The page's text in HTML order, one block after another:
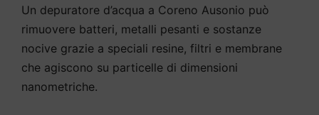
Un depuratore d’acqua a Coreno Ausonio può
rimuovere batteri, metalli pesanti e sostanze
nocive grazie a speciali resine, filtri e membrane
che agiscono su particelle di dimensioni
nanometriche.